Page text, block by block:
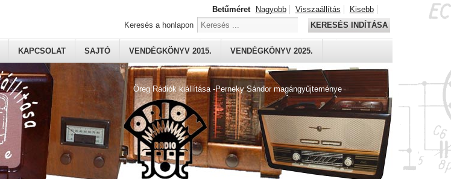
Öreg Rádiók kiállítása -Perneky Sándor magángyűjteménye
KAPCSOLAT SAJTÓ VENDÉGKÖNYV 2015. VENDÉGKÖNYV 2025.
Betűméret Nagyobb Visszaállítás
Kisebb
Keresés a honlapon
KERESÉS INDÍTÁSA